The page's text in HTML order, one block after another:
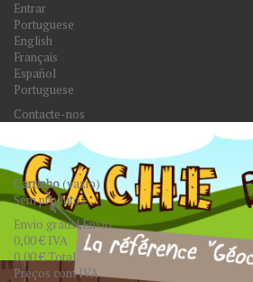
Entrar
Portuguese
English
Français
Español
Portuguese
Contacte-nos
Carrinho(vazio)
Sem produtos
Envio grátis!Envio
0,00 € IVA
0,00 €Total
Preços com IVA